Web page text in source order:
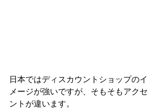
日本ではディスカウントショップのイ
メージが強いですが、そもそもアクセ
ントが違います。